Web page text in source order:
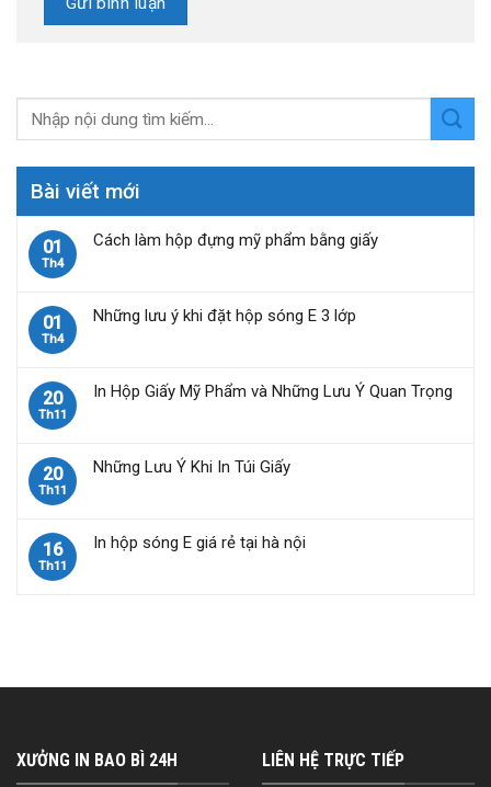
Bài viết mới
01
Th4
Cách làm hộp đựng mỹ phẩm bằng giấy
01
Th4
Những lưu ý khi đặt hộp sóng E 3 lớp
20
Th11
In Hộp Giấy Mỹ Phẩm và Những Lưu Ý Quan Trọng
20
Th11
Những Lưu Ý Khi In Túi Giấy
16
Th11
In hộp sóng E giá rẻ tại hà nội
XƯỞNG IN BAO BÌ 24H LIÊN HỆ TRỰC TIẾP